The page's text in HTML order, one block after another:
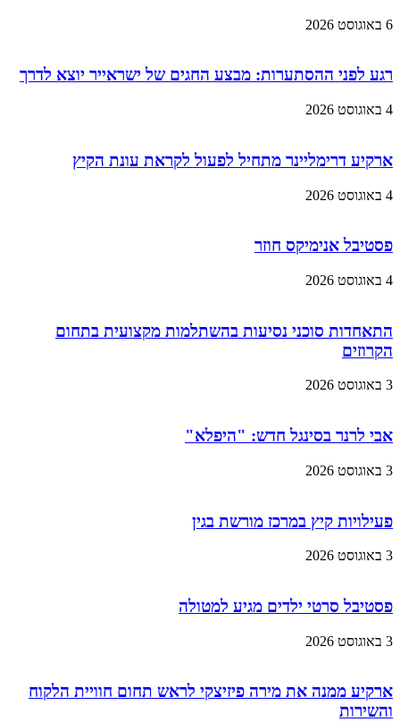
6 באוגוסט 2026
רגע לפני ההסתערות: מבצע החגים של ישראייר יוצא לדרך
4 באוגוסט 2026
ארקיע דרימליינר מתחיל לפעול לקראת עונת הקיץ
4 באוגוסט 2026
פסטיבל אנימיקס חוזר
4 באוגוסט 2026
התאחדות סוכני נסיעות בהשתלמות מקצועית בתחום
הקרוזים
3 באוגוסט 2026
אבי לרנר בסינגל חדש: "היפלא"
3 באוגוסט 2026
פעילויות קיץ במרכז מורשת בגין
3 באוגוסט 2026
פסטיבל סרטי ילדים מגיע למטולה
3 באוגוסט 2026
ארקיע ממנה את מירה פיזיצקי לראש תחום חוויית הלקוח
והשירות